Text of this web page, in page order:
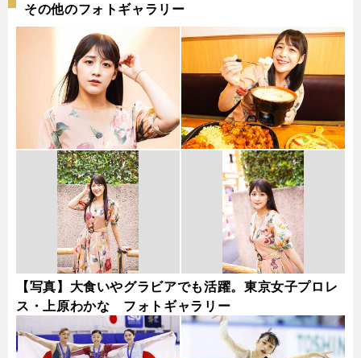
その他のフォトギャラリー
【写真】大食いやグラビアでも活躍。東京女子プロレ
ス・上原わかな フォトギャラリー